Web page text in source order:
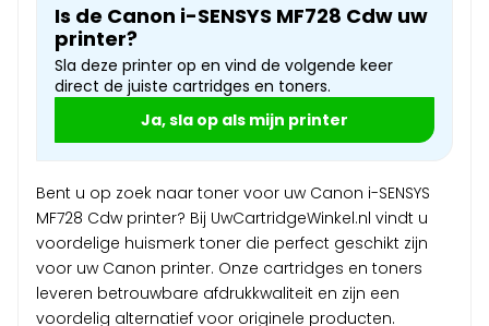
Is de Canon i-SENSYS MF728 Cdw uw
printer?
Sla deze printer op en vind de volgende keer
direct de juiste cartridges en toners.
Ja, sla op als mijn printer
Bent u op zoek naar toner voor uw Canon i-SENSYS
MF728 Cdw printer? Bij UwCartridgeWinkel.nl vindt u
voordelige huismerk toner die perfect geschikt zijn
voor uw Canon printer. Onze cartridges en toners
leveren betrouwbare afdrukkwaliteit en zijn een
voordelig alternatief voor originele producten.